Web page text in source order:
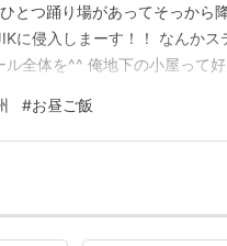
とつ踊り場があってそっから
に侵入しまーす！！ なんか
ル全体を^^ 俺地下の小屋って
も食ってなかったからね^^; 俺
#お昼ご飯